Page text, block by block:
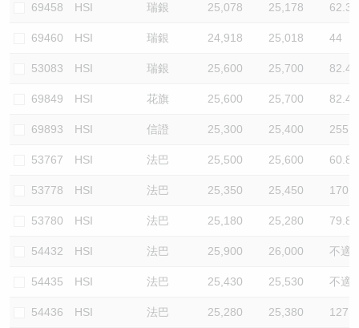
69458 HSI 瑞銀 25,078 25,178 62.3
69460 HSI 瑞銀 24,918 25,018 44
53083 HSI 瑞銀 25,600 25,700 82.4
69849 HSI 花旗 25,600 25,700 82.4
69893 HSI 信證 25,300 25,400 255.3
53767 HSI 法巴 25,500 25,600 60.8
53778 HSI 法巴 25,350 25,450 170.2
53780 HSI 法巴 25,180 25,280 79.8
54432 HSI 法巴 25,900 26,000 不適
54435 HSI 法巴 25,430 25,530 不適
54436 HSI 法巴 25,280 25,380 127.7